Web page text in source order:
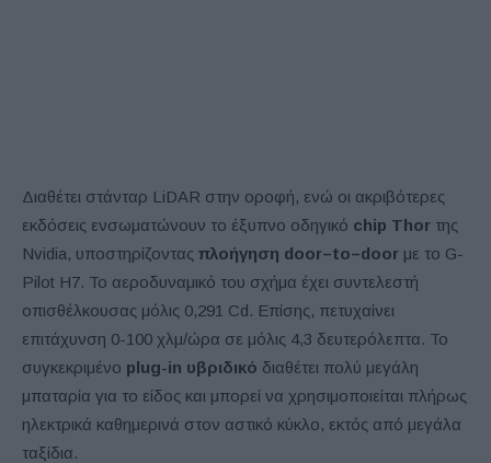
Διαθέτει στάνταρ LiDAR στην οροφή, ενώ οι ακριβότερες
εκδόσεις ενσωματώνουν το έξυπνο οδηγικό chip Thor της
Nvidia, υποστηρίζοντας πλοήγηση door–to–door με το G-
Pilot H7. Το αεροδυναμικό του σχήμα έχει συντελεστή
οπισθέλκουσας μόλις 0,291 Cd. Επίσης, πετυχαίνει
επιτάχυνση 0-100 χλμ/ώρα σε μόλις 4,3 δευτερόλεπτα. Το
συγκεκριμένο plug-in υβριδικό διαθέτει πολύ μεγάλη
μπαταρία για το είδος και μπορεί να χρησιμοποιείται πλήρως
ηλεκτρικά καθημερινά στον αστικό κύκλο, εκτός από μεγάλα
ταξίδια.